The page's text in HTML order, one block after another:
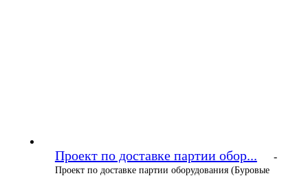
Проект по доставке партии обор... -
Проект по доставке партии оборудования (Буровые